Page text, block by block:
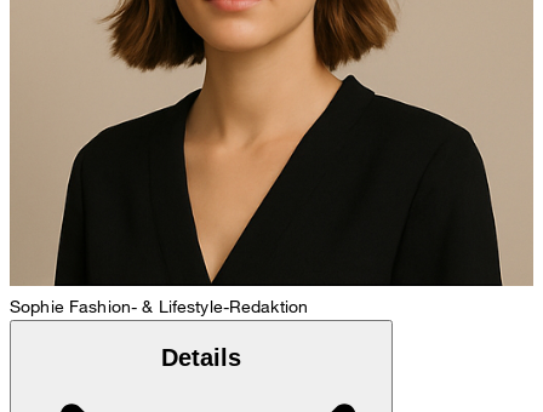
Sophie Fashion- & Lifestyle-Redaktion
Details